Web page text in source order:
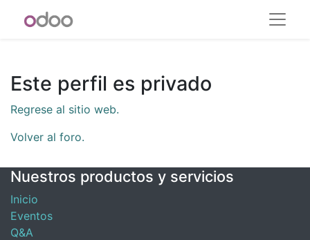
Este perfil es privado
Regrese al sitio web.
Volver al foro.
Nuestros productos y servicios
Inicio
Eventos
Q&A